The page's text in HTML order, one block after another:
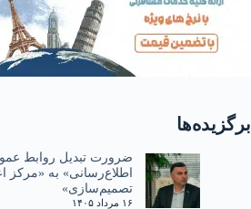
برگزیده‌ها
ضرورت تبدیل روابط
اطلاع‌رسانی» به «مرکز
تصمیم‌سازی»
۱۶ مرداد ۱۴۰۵